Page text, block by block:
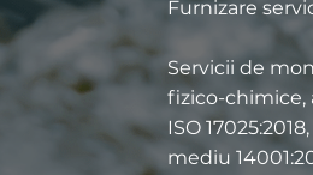
Furnizare
Servicii de
fizico-chimice,
ISO
mediu